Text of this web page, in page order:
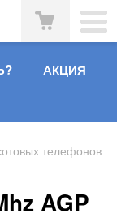
АКЦИЯ
телефонов
AGP